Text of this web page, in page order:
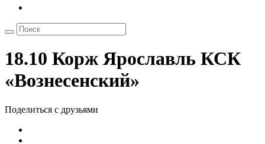
18.10 Корж Ярославль КСК
«Вознесенский»
Поделиться с друзьями